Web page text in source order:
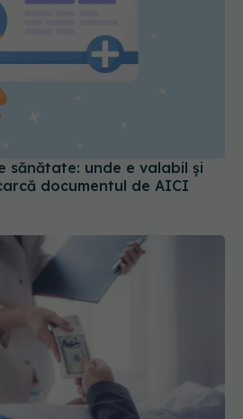
sănătate: unde e valabil și
documentul de AICI